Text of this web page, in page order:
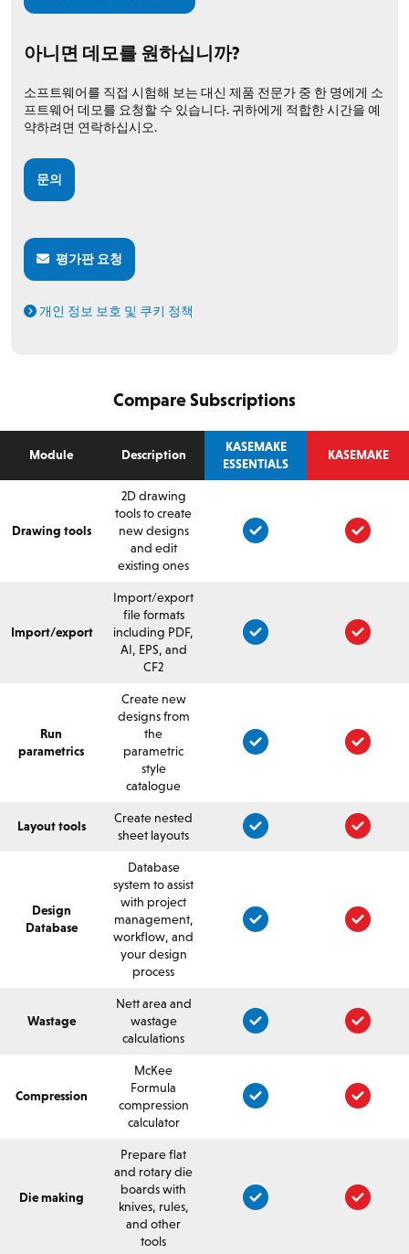
아니면 데모를 원하십니까?
소프트웨어를 직접 시험해 보는 대신 제품 전문가 중 한 명에게 소
프트웨어 데모를 요청할 수 있습니다. 귀하에게 적합한 시간을 예
약하려면 연락하십시오.
문의
평가판 요청
개인 정보 보호 및 쿠키 정책
Compare Subscriptions
Module Description
KASEMAKE
ESSENTIALS
KASEMAKE
Drawing tools
2D drawing
tools to create
new designs
and edit
existing ones
Import/export
Import/export
file formats
including PDF,
AI, EPS, and
CF2
Run
parametrics
Create new
designs from
the
parametric
style
catalogue
Layout tools
Create nested
sheet layouts
Design
Database
Database
system to assist
with project
management,
workflow, and
your design
process
Wastage
Nett area and
wastage
calculations
Compression
McKee
Formula
compression
calculator
Die making
Prepare flat
and rotary die
boards with
knives, rules,
and other
tools